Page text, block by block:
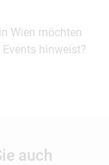
Wien möchten
hinweist?
auch